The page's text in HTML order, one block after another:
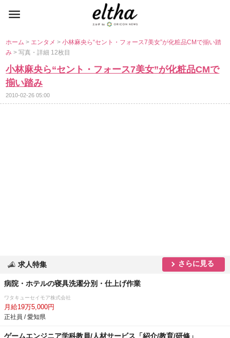
ホーム> エンタメ>小林麻央ら“セント・フォース7美女”が化粧品CMで揃い踏
み> 写真・詳細 12枚目
小林麻央ら“セント・フォース7美女”が化粧品CMで
揃い踏み
2010-02-26 05:00
求人特集 さらに見る
病院・ホテルの寝具洗濯分別・仕上げ作業
ワタキューセイモア株式会社
月給19万5,000円
正社員 / 愛知県
ゲームエンジニア学科教員/人材サービス「紹介/教育/研修」